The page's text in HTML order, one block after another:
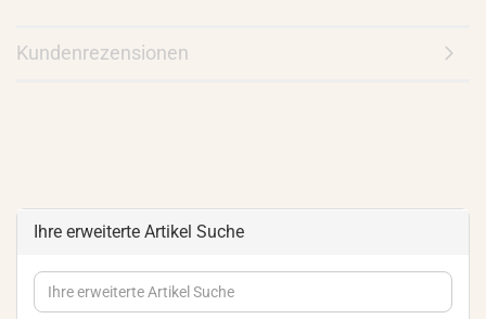
Kundenrezensionen
Ihre erweiterte Artikel Suche
Ihre
erweiterte